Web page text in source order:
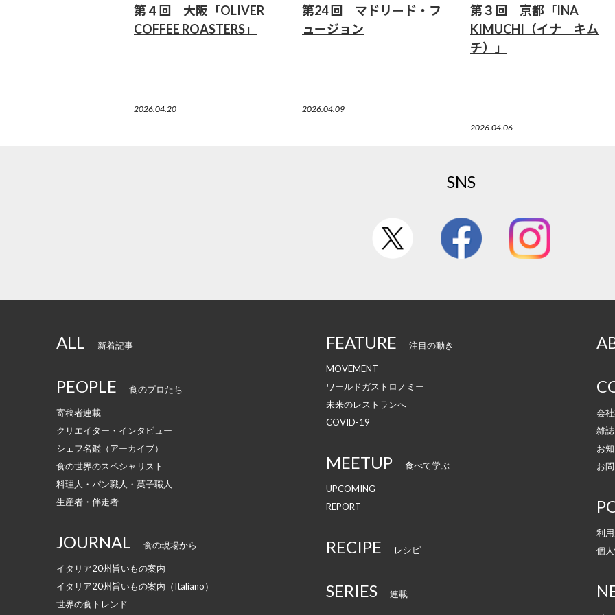
第４回 大阪「OLIVER
COFFEE ROASTERS」
2026.04.20
第24 回 マドリード・フ
ュージョン
2026.04.09
第３回 京都「INA
KIMUCHI（イナ キム
チ）」
2026.04.06
SNS
ALL 新着記事
PEOPLE 食のプロたち
寄稿者連載
クリエイター・インタビュー
シェフ名鑑（アーカイブ）
食の世界のスペシャリスト
料理人・パン職人・菓子職人
生産者・伴走者
JOURNAL 食の現場から
イタリア20州旨いもの案内
イタリア20州旨いもの案内（Italiano）
世界の食トレンド
FEATURE 注目の動き
MOVEMENT
ワールドガストロノミー
未来のレストランへ
COVID-19
MEETUP 食べて学ぶ
UPCOMING
REPORT
RECIPE レシピ
SERIES 連載
会
雑誌
お
お
利
個